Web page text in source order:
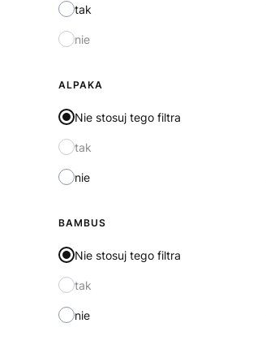
tak
nie
ALPAKA
Nie stosuj tego filtra
tak
nie
BAMBUS
Nie stosuj tego filtra
tak
nie